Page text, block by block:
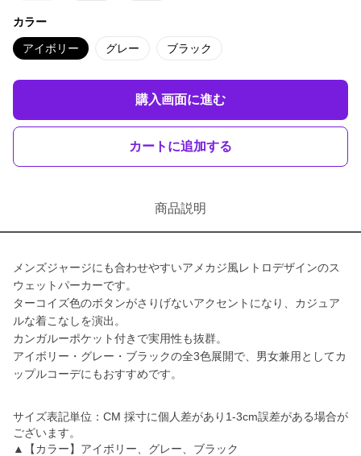
カラー
アイボリー グレー ブラック
購入画面に進む
カートに追加する
商品説明
メンズジャージにも合わせやすいアメカジ風レトロデザインのス
ウェットパーカーです。
ターコイズ色のボタンがさりげないアクセントになり、カジュア
ルな着こなしを演出。
カンガルーポケット付きで実用性も抜群。
アイボリー・グレー・ブラックの全3色展開で、男女兼用としてカ
ップルコーデにもおすすめです。
サイズ表記単位：CM 採寸に個人差があり1-3cm誤差がある場合が
ございます。
▲【カラー】アイボリー、グレー、ブラック